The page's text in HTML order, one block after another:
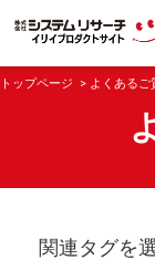
トップページ よくあるご
関連タグを